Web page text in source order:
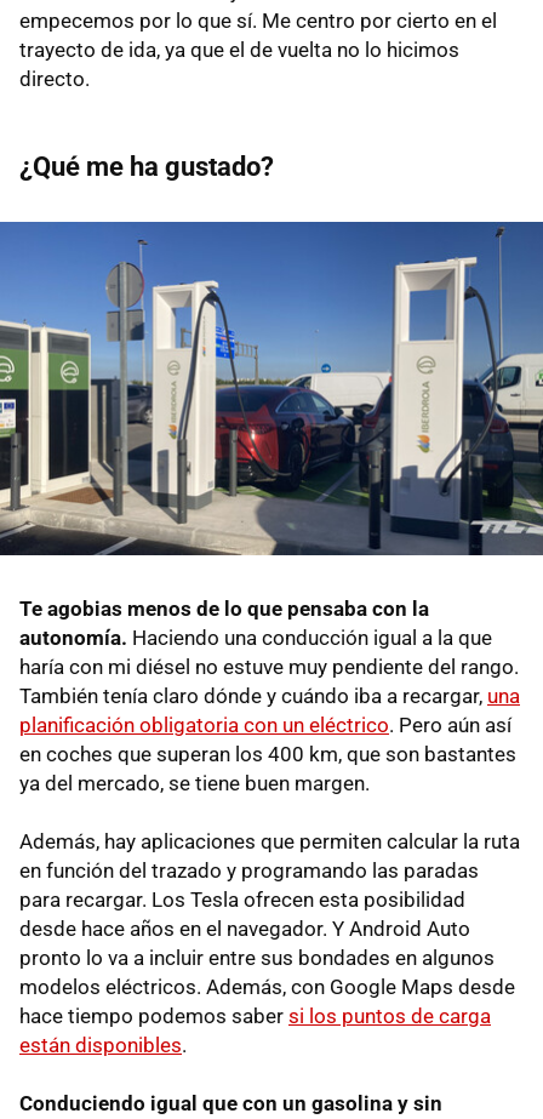
empecemos por lo que sí. Me centro por cierto en el
trayecto de ida, ya que el de vuelta no lo hicimos
directo.
¿Qué me ha gustado?
Te agobias menos de lo que pensaba con la
autonomía. Haciendo una conducción igual a la que
haría con mi diésel no estuve muy pendiente del rango.
También tenía claro dónde y cuándo iba a recargar, una
planificación obligatoria con un eléctrico. Pero aún así
en coches que superan los 400 km, que son bastantes
ya del mercado, se tiene buen margen.
Además, hay aplicaciones que permiten calcular la ruta
en función del trazado y programando las paradas
para recargar. Los Tesla ofrecen esta posibilidad
desde hace años en el navegador. Y Android Auto
pronto lo va a incluir entre sus bondades en algunos
modelos eléctricos. Además, con Google Maps desde
hace tiempo podemos saber si los puntos de carga
están disponibles.
Conduciendo igual que con un gasolina y sin